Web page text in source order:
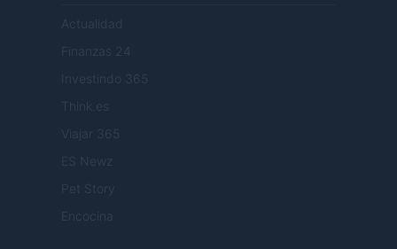
Actualidad
Finanzas 24
Investindo 365
Think.es
Viajar 365
ES Newz
Pet Story
Encocina